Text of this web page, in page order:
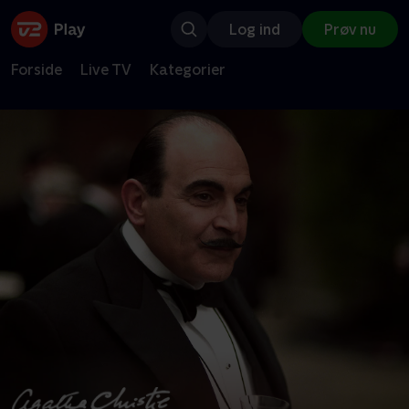
Log ind Prøv nu
Forside Live TV Kategorier